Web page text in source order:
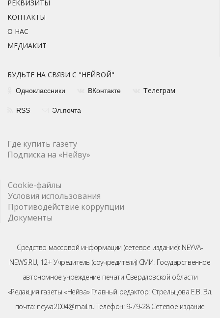
РЕКВИЗИТЫ
КОНТАКТЫ
О НАС
МЕДИАКИТ
БУДЬТЕ НА СВЯЗИ С "НЕЙВОЙ"
Одноклассники ВКонтакте Телеграм
RSS Эл.почта
Где купить газету
Подписка на «Нейву»
Cookie-файлы
Условия использования
Противодействие коррупции
Документы
Средство массовой информации (сетевое издание): NEYVA-
NEWS.RU, 12+ Учредитель (соучредители) СМИ: Государственное
автономное учреждение печати Свердловской области
«Редакция газеты «Нейва» Главный редактор: Стрельцова Е.В. Эл.
почта: neyva2004@mail.ru Телефон: 9-79-28 Сетевое издание